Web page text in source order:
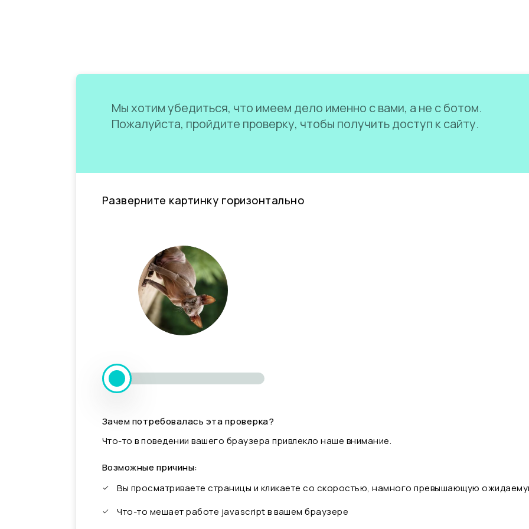
Мы хотим убедиться, что имеем дело именно с вами, а не с ботом.
Пожалуйста, пройдите проверку, чтобы получить доступ к сайту.
Разверните картинку горизонтально
Зачем потребовалась эта проверка?
Что-то в поведении вашего браузера привлекло наше внимание.
Возможные причины:
Вы просматриваете страницы и кликаете со скоростью, намного превышающую
Что-то мешает работе javascript в вашем браузере